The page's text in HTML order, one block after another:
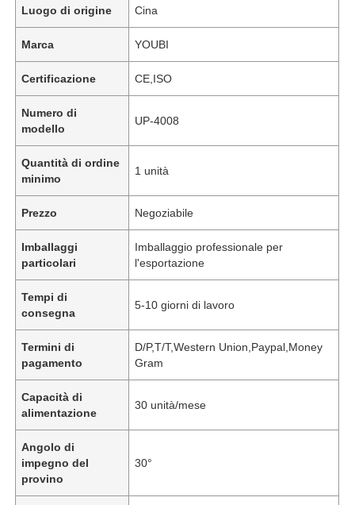
Luogo di origine Cina
Marca YOUBI
Certificazione CE,ISO
Numero di
modello
UP-4008
Quantità di ordine
minimo
1 unità
Prezzo Negoziabile
Imballaggi
particolari
Imballaggio professionale per
l'esportazione
Tempi di
consegna
5-10 giorni di lavoro
Termini di
pagamento
D/P,T/T,Western Union,Paypal,Money
Gram
Capacità di
alimentazione
30 unità/mese
Angolo di
impegno del
provino
30°